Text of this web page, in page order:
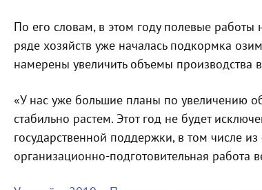
По его словам, в этом году полевые
ряде хозяйств уже началась подкормка
намерены увеличить объемы
«У нас уже большие планы по увеличению
стабильно растем. Этот год не будет
государственной поддержки, в том числе
организационно-подготовительная работа